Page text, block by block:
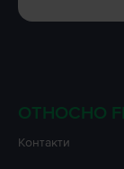
ОТНОСНО
Контакти